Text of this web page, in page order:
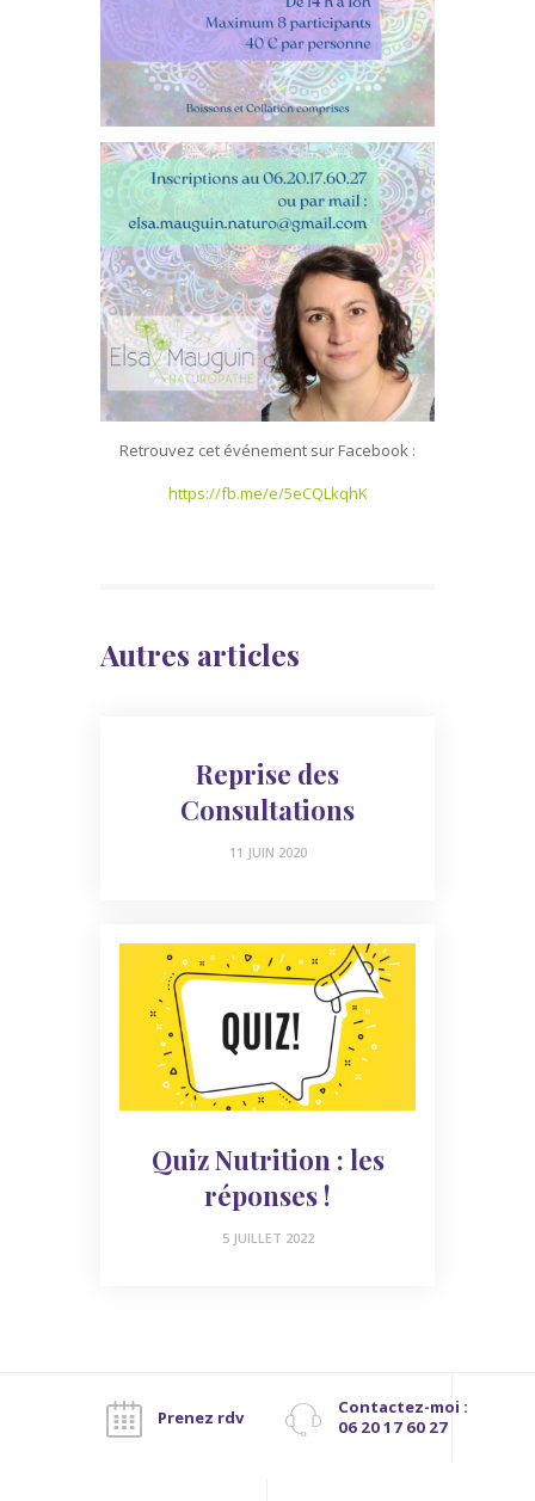
Retrouvez cet événement sur Facebook :
https://fb.me/e/5eCQLkqhK
Autres articles
Reprise des
Consultations
11 JUIN 2020
Quiz Nutrition : les
réponses !
5 JUILLET 2022
Prenez rdv
Contactez-moi :
06 20 17 60 27